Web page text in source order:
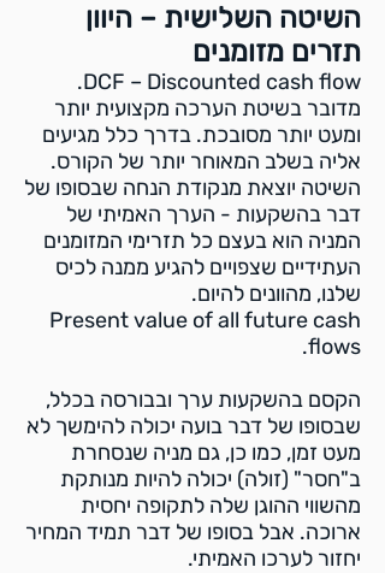
השיטה השלישית – היוון
תזרים מזומנים
DCF – Discounted cash flow.
מדובר בשיטת הערכה מקצועית יותר
ומעט יותר מסובכת. בדרך כלל מגיעים
אליה בשלב המאוחר יותר של הקורס.
השיטה יוצאת מנקודת הנחה שבסופו של
דבר בהשקעות - הערך האמיתי של
המניה הוא בעצם כל תזרימי המזומנים
העתידיים שצפויים להגיע ממנה לכיס
שלנו, מהוונים להיום.
Present value of all future cash
flows.
הקסם בהשקעות ערך ובבורסה בכלל,
שבסופו של דבר בועה יכולה להימשך לא
מעט זמן, כמו כן, גם מניה שנסחרת
ב"חסר" (זולה) יכולה להיות מנותקת
מהשווי ההוגן שלה לתקופה יחסית
ארוכה. אבל בסופו של דבר תמיד המחיר
יחזור לערכו האמיתי.